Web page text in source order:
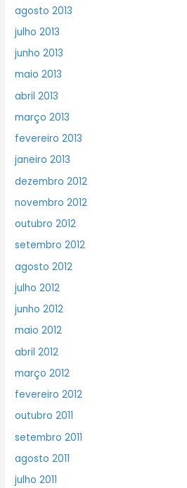
agosto 2013
julho 2013
junho 2013
maio 2013
abril 2013
março 2013
fevereiro 2013
janeiro 2013
dezembro 2012
novembro 2012
outubro 2012
setembro 2012
agosto 2012
julho 2012
junho 2012
maio 2012
abril 2012
março 2012
fevereiro 2012
outubro 2011
setembro 2011
agosto 2011
julho 2011